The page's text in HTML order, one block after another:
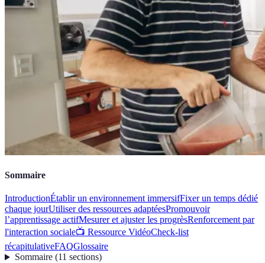
Sommaire
IntroductionÉtablir un environnement immersifFixer un temps dédié
chaque jourUtiliser des ressources adaptéesPromouvoir
l’apprentissage actifMesurer et ajuster les progrèsRenforcement par
l'interaction sociale📺 Ressource VidéoCheck-list
récapitulativeFAQGlossaire
Sommaire(11 sections)